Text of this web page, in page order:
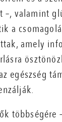
–, valamint
a
amely
egészség
többségére